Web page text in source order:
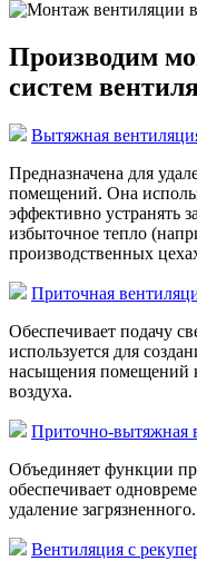
Производим
систем
Вытяжная
Предназначена для
помещений. Она
эффективно устранять
избыточное тепло
производственных
Приточная
Обеспечивает подачу
используется для
насыщения помещений
воздуха.
Приточно-вытяжная
Объединяет функции
обеспечивает
удаление загрязненного.
Вентиляция с